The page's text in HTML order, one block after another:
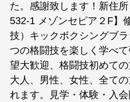
た。感謝致します！新住
532-1 メゾンセピア２F】
技）キックボクシングブ
つの格闘技を楽しく学べ
望大歓迎、格闘技初めて
大人、男性、女性、全て
れます。見学・体験・入会